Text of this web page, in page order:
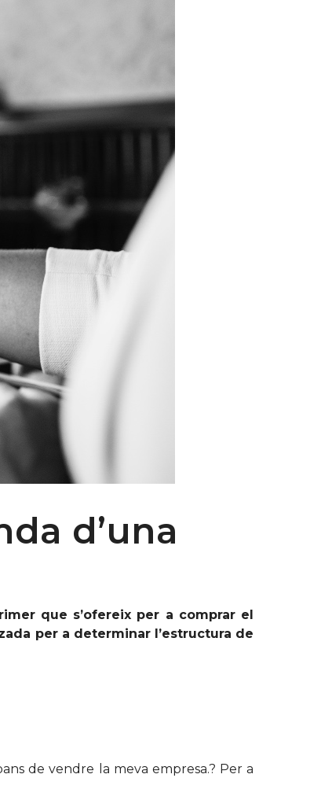
d’una
que s’ofereix per a comprar el
per a determinar l’estructura de
de vendre la meva empresa.? Per a